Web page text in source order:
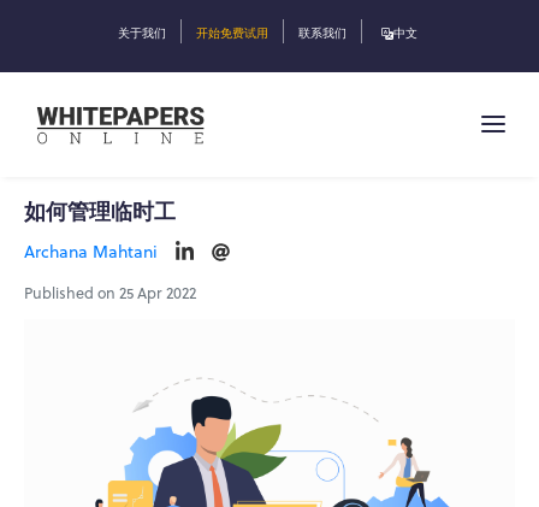
关于我们 开始免费试用 联系我们 中文
如何管理临时工
Archana Mahtani
Published on 25 Apr 2022